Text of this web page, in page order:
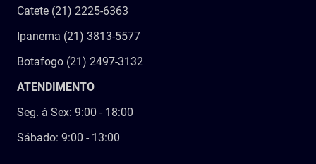
Catete (21) 2225-6363
Ipanema (21) 3813-5577
Botafogo (21) 2497-3132
ATENDIMENTO
Seg. á Sex: 9:00 - 18:00
Sábado: 9:00 - 13:00